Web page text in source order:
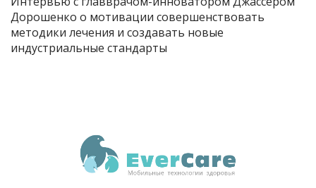
Дорошенко о мотивации совершенствовать
методики лечения и создавать новые
индустриальные стандарты